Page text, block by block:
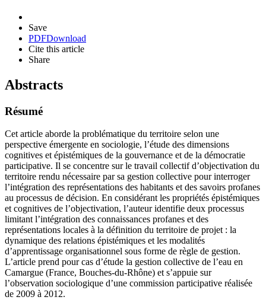
Save
PDFDownload
Cite this article
Share
Abstracts
Résumé
Cet article aborde la problématique du territoire selon une
perspective émergente en sociologie, l’étude des dimensions
cognitives et épistémiques de la gouvernance et de la démocratie
participative. Il se concentre sur le travail collectif d’objectivation du
territoire rendu nécessaire par sa gestion collective pour interroger
l’intégration des représentations des habitants et des savoirs profanes
au processus de décision. En considérant les propriétés épistémiques
et cognitives de l’objectivation, l’auteur identifie deux processus
limitant l’intégration des connaissances profanes et des
représentations locales à la définition du territoire de projet : la
dynamique des relations épistémiques et les modalités
d’apprentissage organisationnel sous forme de règle de gestion.
L’article prend pour cas d’étude la gestion collective de l’eau en
Camargue (France, Bouches-du-Rhône) et s’appuie sur
l’observation sociologique d’une commission participative réalisée
de 2009 à 2012.